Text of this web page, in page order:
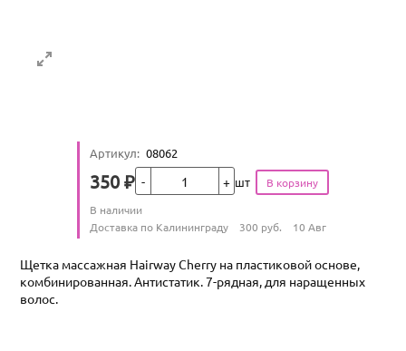
Артикул: 08062
Цена
350 ₽Кол-во шт
Количество
В наличии
Условия доставки
Доставка по Калининграду 300 руб. 10 Авг
Щетка массажная Hairway Cherry на пластиковой основе,
комбинированная. Антистатик. 7-рядная, для наращенных
волос.